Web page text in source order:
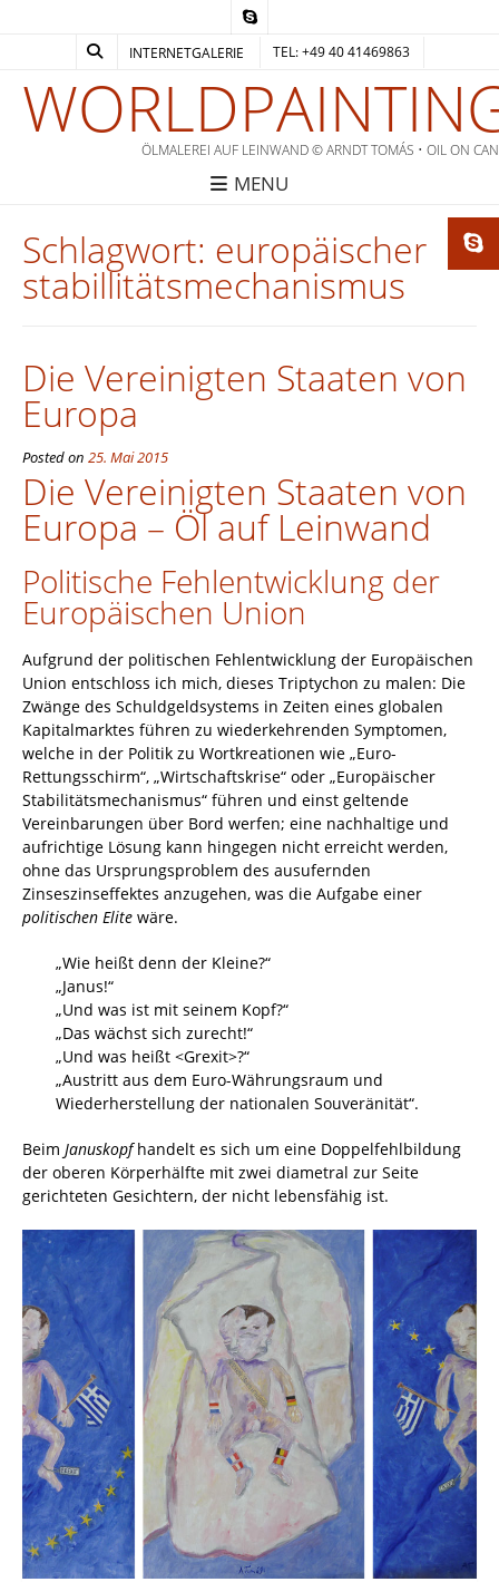
INTERNETGALERIE TEL: +49 40 41469863
ÖLMALEREI AUF LEINWAND © ARNDT TOMÁS • OIL ON
MENU
Schlagwort: europäischer
stabillitätsmechanismus
Die Vereinigten Staaten von
Europa
Posted on 25. Mai 2015
Die Vereinigten Staaten von
Europa – Öl auf Leinwand
Politische Fehlentwicklung der
Europäischen Union
Aufgrund der politischen Fehlentwicklung der Europäischen
Union entschloss ich mich, dieses Triptychon zu malen: Die
Zwänge des Schuldgeldsystems in Zeiten eines globalen
Kapitalmarktes führen zu wiederkehrenden Symptomen,
welche in der Politik zu Wortkreationen wie „Euro-
Rettungsschirm“, „Wirtschaftskrise“ oder „Europäischer
Stabilitätsmechanismus“ führen und einst geltende
Vereinbarungen über Bord werfen; eine nachhaltige und
aufrichtige Lösung kann hingegen nicht erreicht werden,
ohne das Ursprungsproblem des ausufernden
Zinseszinseffektes anzugehen, was die Aufgabe einer
politischen Elite wäre.
„Wie heißt denn der Kleine?“
„Janus!“
„Und was ist mit seinem Kopf?“
„Das wächst sich zurecht!“
„Und was heißt <Grexit>?“
„Austritt aus dem Euro-Währungsraum und
Wiederherstellung der nationalen Souveränität“.
Beim Januskopfhandelt es sich um eine Doppelfehlbildung
der oberen Körperhälfte mit zwei diametral zur Seite
gerichteten Gesichtern, der nicht lebensfähig ist.